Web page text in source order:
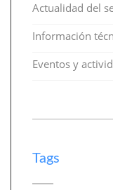
Actualidad del
Información
Eventos y
Tags